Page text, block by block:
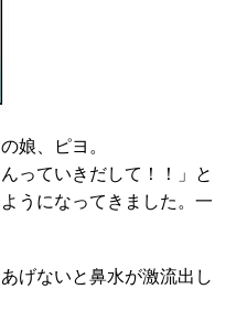
娘、ピヨ。
っていきだして！！」と
うになってきました。一
げないと鼻水が激流出し